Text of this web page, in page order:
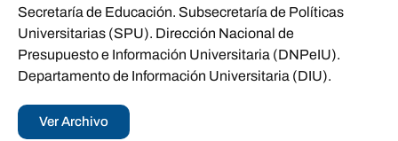
Secretaría de Educación. Subsecretaría de Políticas
Universitarias (SPU). Dirección Nacional de
Presupuesto e Información Universitaria (DNPeIU).
Departamento de Información Universitaria (DIU).
Ver Archivo